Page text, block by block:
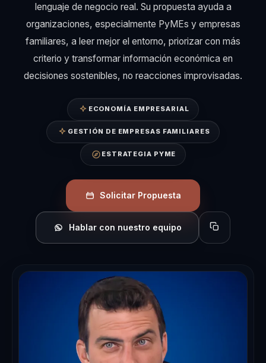
lenguaje de negocio real. Su propuesta ayuda a
organizaciones, especialmente PyMEs y empresas
familiares, a leer mejor el entorno, priorizar con más
criterio y transformar información económica en
decisiones sostenibles, no reacciones improvisadas.
ECONOMÍA EMPRESARIAL
GESTIÓN DE EMPRESAS FAMILIARES
ESTRATEGIA PYME
Solicitar Propuesta
Hablar con nuestro equipo Copiar perfil